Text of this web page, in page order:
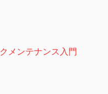
メンテナンス入門